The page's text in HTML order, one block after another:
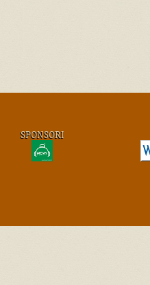
SPONSORI